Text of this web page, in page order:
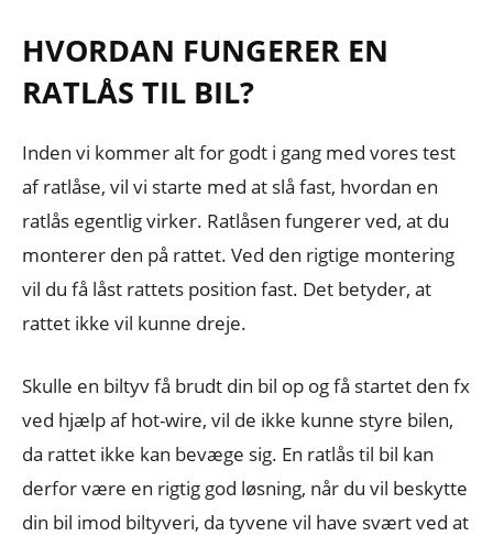
HVORDAN FUNGERER EN
RATLÅS TIL BIL?
Inden vi kommer alt for godt i gang med vores test
af ratlåse, vil vi starte med at slå fast, hvordan en
ratlås egentlig virker. Ratlåsen fungerer ved, at du
monterer den på rattet. Ved den rigtige montering
vil du få låst rattets position fast. Det betyder, at
rattet ikke vil kunne dreje.
Skulle en biltyv få brudt din bil op og få startet den fx
ved hjælp af hot-wire, vil de ikke kunne styre bilen,
da rattet ikke kan bevæge sig. En ratlås til bil kan
derfor være en rigtig god løsning, når du vil beskytte
din bil imod biltyveri, da tyvene vil have svært ved at